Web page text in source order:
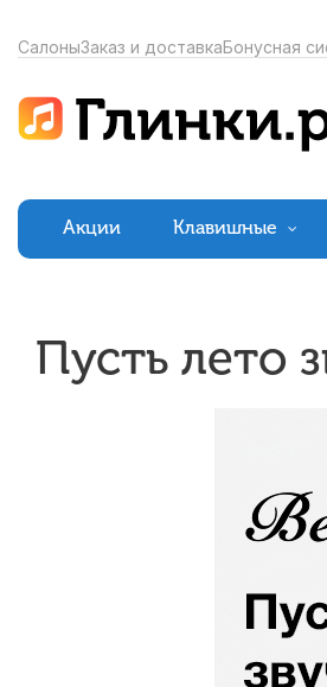
СалоныЗаказ и доставкаБонусная
Акции Клавишные
Пусть лето